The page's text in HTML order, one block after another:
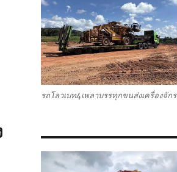
รถโลวเบท4เพลาบรรทุกขนส่งเครื่องจักร